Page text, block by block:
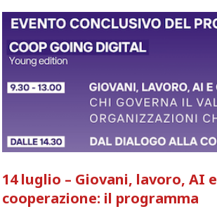
14 luglio – Giovani, lavoro, AI e
cooperazione: il programma